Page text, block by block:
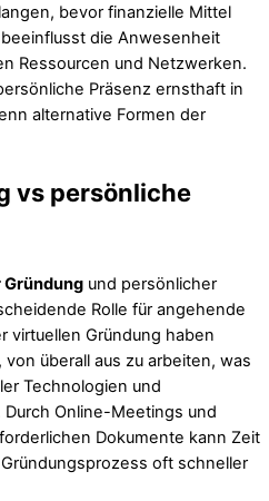
bevor finanzielle Mittel
die Anwesenheit
Ressourcen und Netzwerken.
Präsenz ernsthaft in
alternative Formen der
vs persönliche
und persönlicher
Rolle für angehende
virtuellen Gründung haben
überall aus zu arbeiten, was
Technologien und
Online-Meetings und
Dokumente kann Zeit
oft schneller